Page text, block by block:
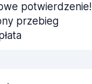
potwierdzenie!
przebieg